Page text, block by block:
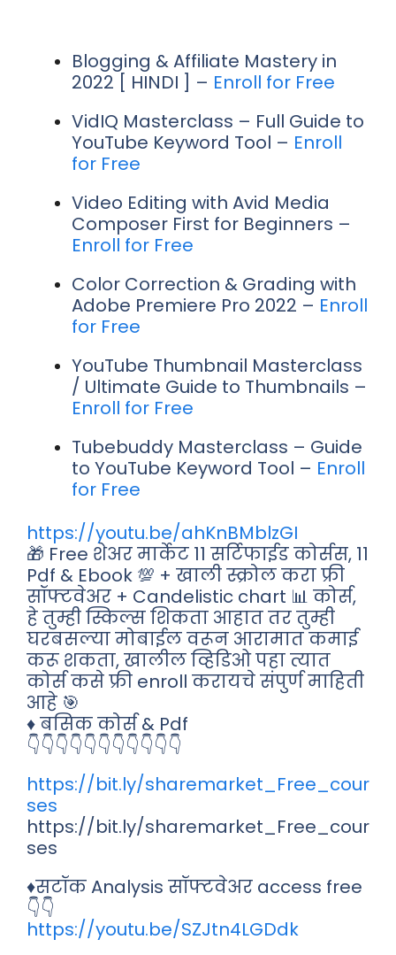
Blogging & Affiliate Mastery in
2022 [ HINDI ] – Enroll for Free
VidIQ Masterclass – Full Guide to
YouTube Keyword Tool – Enroll
for Free
Video Editing with Avid Media
Composer First for Beginners –
Enroll for Free
Color Correction & Grading with
Adobe Premiere Pro 2022 – Enroll
for Free
YouTube Thumbnail Masterclass
/ Ultimate Guide to Thumbnails –
Enroll for Free
Tubebuddy Masterclass – Guide
to YouTube Keyword Tool – Enroll
for Free
https://youtu.be/ahKnBMblzGI
🎁 Free शेअर मार्केट 11 सर्टिफाईड कोर्सस, 11
Pdf & Ebook 💯 + खाली स्क्रोल करा फ्री
सॉफ्टवेअर + Candelistic chart 📊 कोर्स,
हे तुम्ही स्किल्स शिकता आहात तर तुम्ही
घरबसल्या मोबाईल वरून आरामात कमाई
करू शकता, खालील व्हिडिओ पहा त्यात
कोर्स कसे फ्री enroll करायचे संपुर्ण माहिती
आहे 🎯
♦️ बसिक कोर्स & Pdf
👇👇👇👇👇👇👇👇👇👇👇
https://bit.ly/sharemarket_Free_cour
ses
https://bit.ly/sharemarket_Free_cour
ses
♦️सटॉक Analysis सॉफ्टवेअर access free
👇👇
https://youtu.be/SZJtn4LGDdk